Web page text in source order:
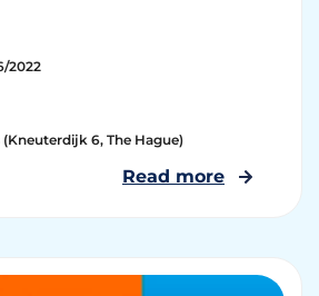
2022
6, The Hague)
Read more